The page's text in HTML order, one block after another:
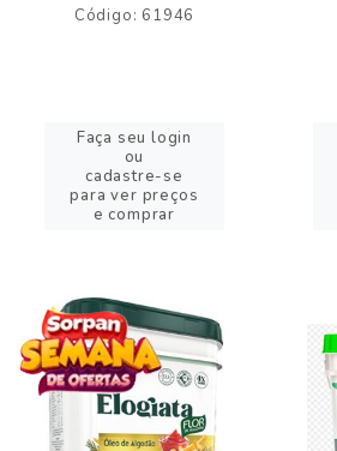
Código: 61946
Faça seu login
ou
cadastre-se
para ver preços
e comprar